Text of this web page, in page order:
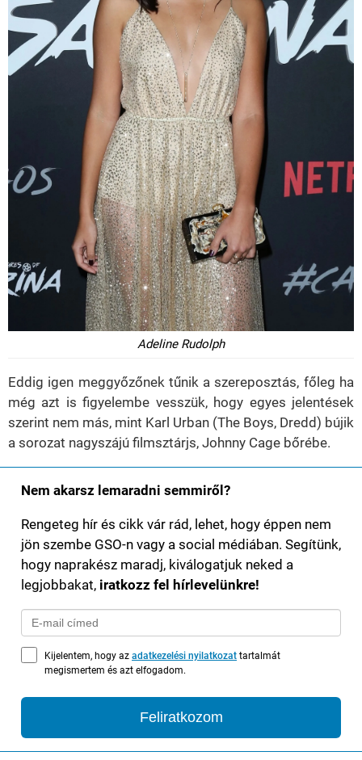
Adeline Rudolph
Eddig igen meggyőzőnek tűnik a szereposztás, főleg ha
még azt is figyelembe vesszük, hogy egyes jelentések
szerint nem más, mint Karl Urban (The Boys, Dredd) bújik
a sorozat nagyszájú filmsztárjs, Johnny Cage bőrébe.
Nem akarsz lemaradni semmiről?
Rengeteg hír és cikk vár rád, lehet, hogy éppen nem
jön szembe GSO-n vagy a social médiában. Segítünk,
hogy naprakész maradj, kiválogatjuk neked a
legjobbakat, iratkozz fel hírlevelünkre!
Kijelentem, hogy az adatkezelési nyilatkozat tartalmát
megismertem és azt elfogadom.
Feliratkozom